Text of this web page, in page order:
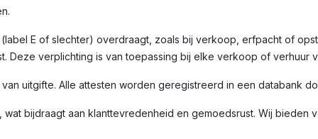
E of slechter) overdraagt, zoals bij verkoop, erfpacht of
Deze verplichting is van toepassing bij elke verkoop of verhuur
uitgifte. Alle attesten worden geregistreerd in een databank
bijdraagt aan klanttevredenheid en gemoedsrust. Wij bieden